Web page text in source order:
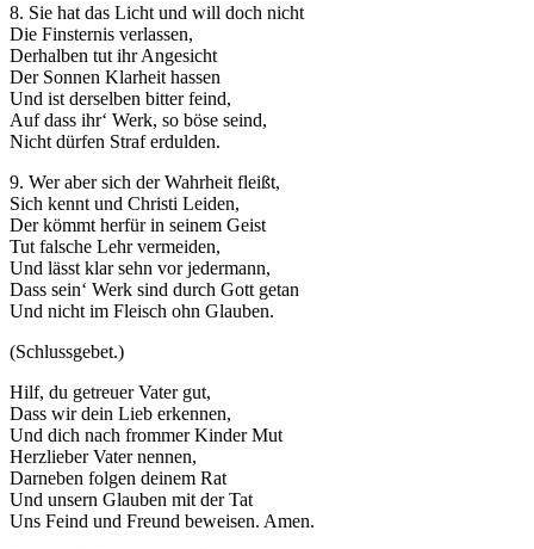
8. Sie hat das Licht und will doch nicht
Die Finsternis verlassen,
Derhalben tut ihr Angesicht
Der Sonnen Klarheit hassen
Und ist derselben bitter feind,
Auf dass ihr‘ Werk, so böse seind,
Nicht dürfen Straf erdulden.
9. Wer aber sich der Wahrheit fleißt,
Sich kennt und Christi Leiden,
Der kömmt herfür in seinem Geist
Tut falsche Lehr vermeiden,
Und lässt klar sehn vor jedermann,
Dass sein‘ Werk sind durch Gott getan
Und nicht im Fleisch ohn Glauben.
(Schlussgebet.)
Hilf, du getreuer Vater gut,
Dass wir dein Lieb erkennen,
Und dich nach frommer Kinder Mut
Herzlieber Vater nennen,
Darneben folgen deinem Rat
Und unsern Glauben mit der Tat
Uns Feind und Freund beweisen. Amen.